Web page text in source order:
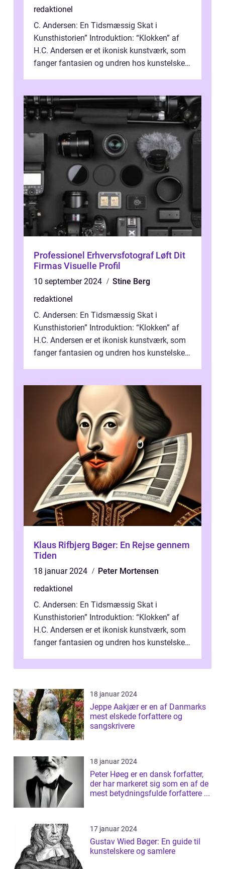
redaktionel
C. Andersen: En Tidsmæssig Skat i
Kunsthistorien” Introduktion: “Klokken” af
H.C. Andersen er et ikonisk kunstværk, som
fanger fantasien og undren hos kunstelskere
Professionel Erhvervsfotograf Løft Dit
Firmas Visuelle Profil
10 september 2024
Stine Berg
redaktionel
C. Andersen: En Tidsmæssig Skat i
Kunsthistorien” Introduktion: “Klokken” af
H.C. Andersen er et ikonisk kunstværk, som
fanger fantasien og undren hos kunstelskere
Klaus Rifbjerg Bøger: En Rejse gennem
Tiden
18 januar 2024
Peter Mortensen
redaktionel
C. Andersen: En Tidsmæssig Skat i
Kunsthistorien” Introduktion: “Klokken” af
H.C. Andersen er et ikonisk kunstværk, som
fanger fantasien og undren hos kunstelskere
18 januar 2024
Jeppe Aakjær er en af Danmarks
mest elskede forfattere og
sangskrivere
18 januar 2024
Peter Høeg er en dansk forfatter,
der har markeret sig som en af de
mest betydningsfulde forfattere ...
17 januar 2024
Gustav Wied Bøger: En guide til
kunstelskere og samlere